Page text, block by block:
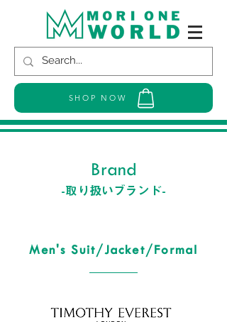
SHOP NOW
Brand
-取り扱いブランド-
Men's Suit/Jacket/Formal